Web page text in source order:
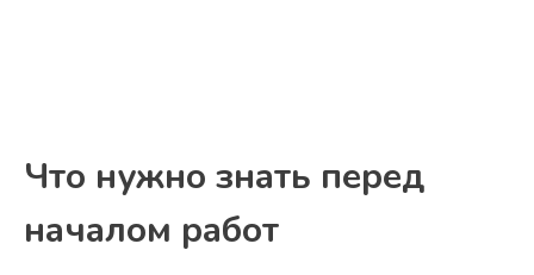
Что нужно знать перед
началом работ